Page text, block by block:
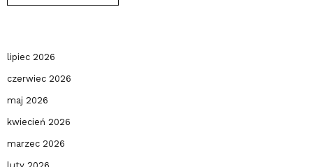
lipiec 2026
czerwiec 2026
maj 2026
kwiecień 2026
marzec 2026